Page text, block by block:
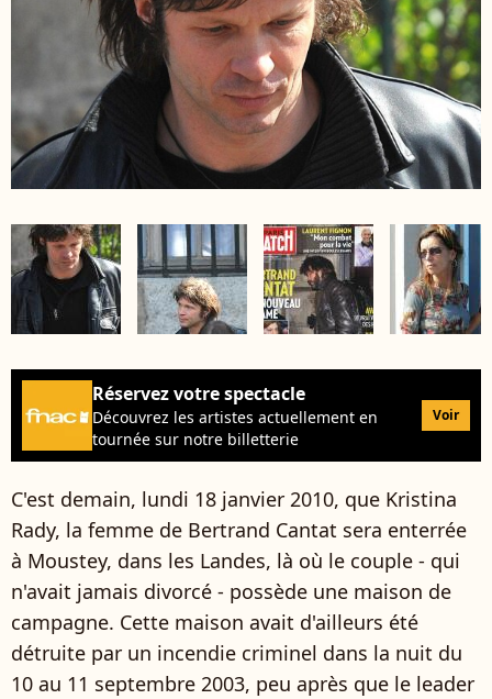
Réservez votre spectacle
Découvrez les artistes actuellement en
tournée sur notre billetterie
Voir
C'est demain, lundi 18 janvier 2010, que Kristina
Rady, la femme de Bertrand Cantat sera enterrée
à Moustey, dans les Landes, là où le couple - qui
n'avait jamais divorcé - possède une maison de
campagne. Cette maison avait d'ailleurs été
détruite par un incendie criminel dans la nuit du
10 au 11 septembre 2003, peu après que le leader